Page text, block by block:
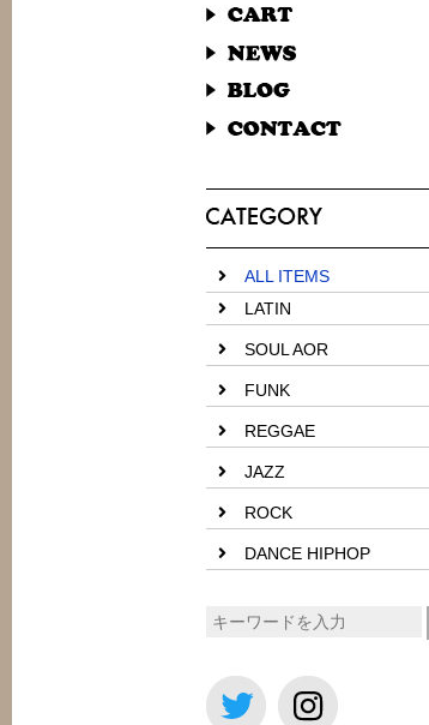
ALL ITEMS
LATIN
SOUL AOR
FUNK
REGGAE
JAZZ
ROCK
DANCE HIPHOP